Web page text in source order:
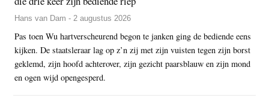
Hans van Dam - 2 augustus 2026
Pas toen Wu hartverscheurend begon te janken ging de bediende eens
kijken. De staatsleraar lag op z’n zij met zijn vuisten tegen zijn borst
geklemd, zijn hoofd achterover, zijn gezicht paarsblauw en zijn mond
en ogen wijd opengesperd.